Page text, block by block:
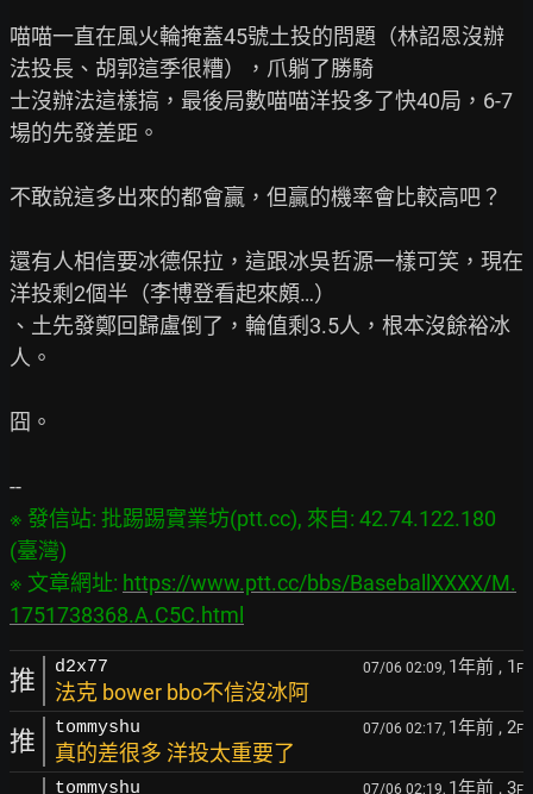
喵喵一直在風火輪掩蓋45號土投的問題（林詔恩沒辦
法投長、胡郭這季很糟），爪躺了勝騎
士沒辦法這樣搞，最後局數喵喵洋投多了快40局，6-7
場的先發差距。
不敢說這多出來的都會贏，但贏的機率會比較高吧？
還有人相信要冰德保拉，這跟冰吳哲源一樣可笑，現在
洋投剩2個半（李博登看起來頗…）
、土先發鄭回歸盧倒了，輪值剩3.5人，根本沒餘裕冰
人。
囧。
※ 發信站: 批踢踢實業坊(ptt.cc), 來自: 42.74.122.180
(臺灣)
※ 文章網址: https://www.ptt.cc/bbs/BaseballXXXX/M.
1751738368.A.C5C.html
推 d2x77 07/06 02:09, 1年前 , 1 F
法克 bower bbo不信沒冰阿
推 tommyshu 07/06 02:17, 1年前 , 2F
真的差很多 洋投太重要了
tommyshu 07/06 02:19, 1年前 , 3F